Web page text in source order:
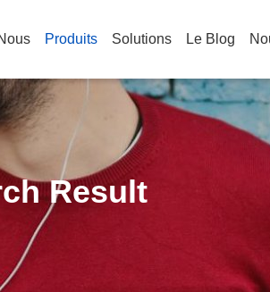
Produits Solutions Le Blog
Result